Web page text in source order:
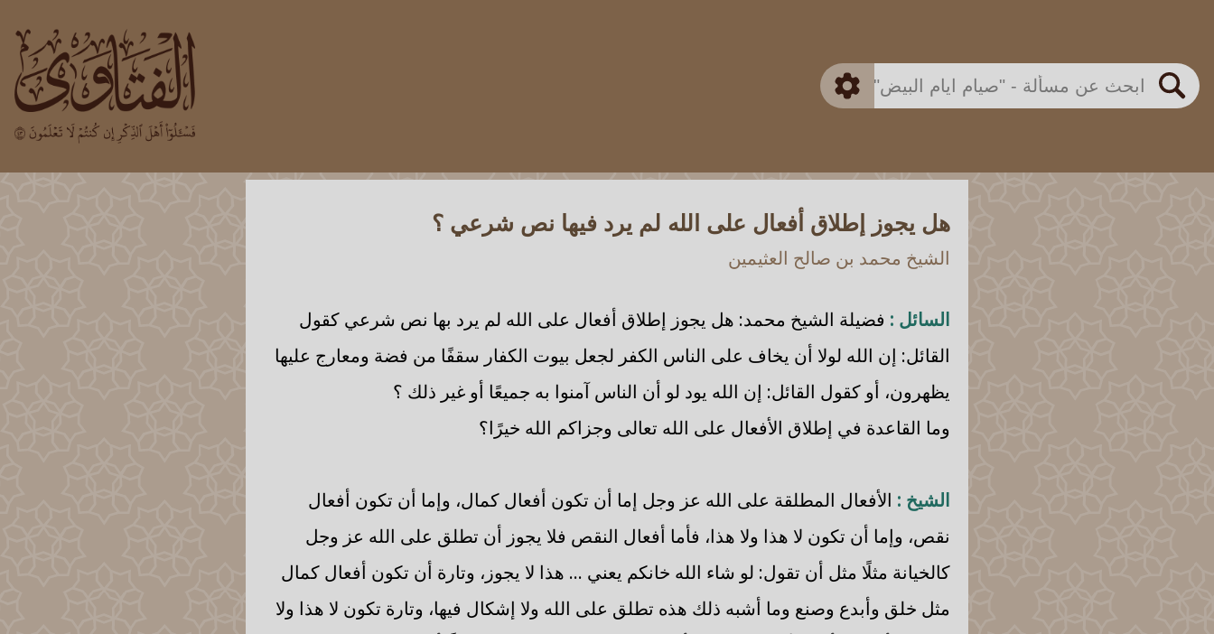
بحث
اللجنة الدائمة
متقدم
هل يجوز إطلاق أفعال على الله لم يرد فيها نص شرعي ؟
الشيخ محمد بن صالح العثيمين
السائل : فضيلة الشيخ محمد: هل يجوز إطلاق أفعال على الله لم يرد بها نص شرعي كقول
القائل: إن الله لولا أن يخاف على الناس الكفر لجعل بيوت الكفار سقفًا من فضة ومعارج عليها
يظهرون، أو كقول القائل: إن الله يود لو أن الناس آمنوا به جميعًا أو غير ذلك ؟
وما القاعدة في إطلاق الأفعال على الله تعالى وجزاكم الله خيرًا؟
الشيخ : الأفعال المطلقة على الله عز وجل إما أن تكون أفعال كمال، وإما أن تكون أفعال
نقص، وإما أن تكون لا هذا ولا هذا، فأما أفعال النقص فلا يجوز أن تطلق على الله عز وجل
كالخيانة مثلًا مثل أن تقول: لو شاء الله خانكم يعني ... هذا لا يجوز، وتارة أن تكون أفعال كمال
مثل خلق وأبدع وصنع وما أشبه ذلك هذه تطلق على الله ولا إشكال فيها، وتارة تكون لا هذا ولا